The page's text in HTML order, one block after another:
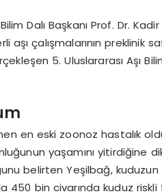
Dalı Başkanı Prof. Dr.
aşı çalışmalarının preklinik
5. Uluslararası Aşı
en eski zoonoz hastalık
yaşamını yitirdiğine
belirten Yeşilbağ, kuduzun
450 bin civarında kuduz riskli